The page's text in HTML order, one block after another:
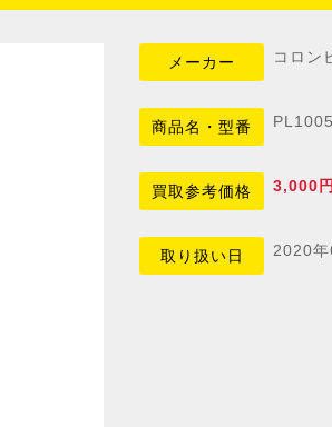
メーカー コロン
商品名・型番 PL1005
買取参考価格 3,000円
取り扱い日 2020